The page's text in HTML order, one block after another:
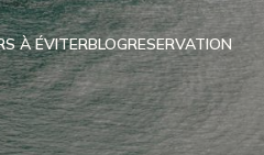
À ÉVITERBLOGRESERVATION